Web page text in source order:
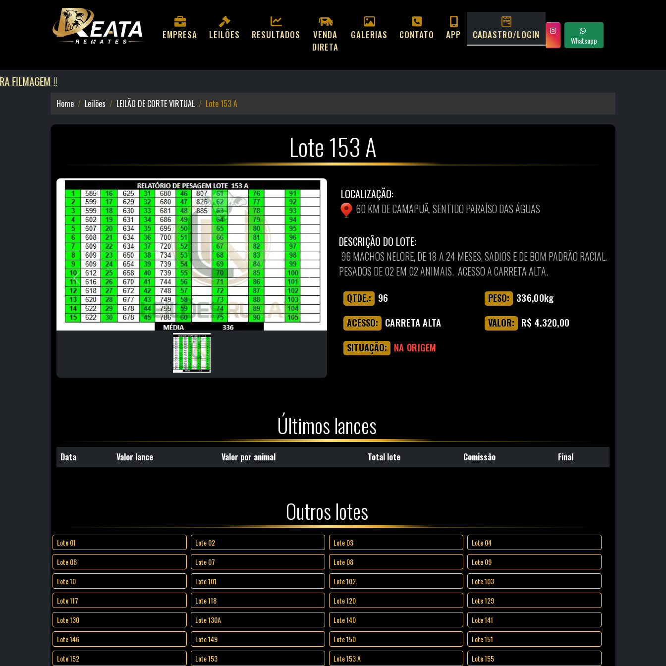
EMPRESA LEILÕES RESULTADOS
VENDA
DIRETA
GALERIAS CONTATO APP CADASTRO/LOGIN Whatsapp
!!
Home Leilões LEILÃO DE CORTE VIRTUAL Lote 153 A
Lote 153 A
Previous Next
LOCALIZAÇÃO:
60 KM DE CAMAPUÃ, SENTIDO PARAÍSO DAS ÁGUAS
DESCRIÇÃO DO LOTE:
96 MACHOS NELORE, DE 18 A 24 MESES, SADIOS E DE BOM PADRÃO RACIAL.
PESADOS DE 02 EM 02 ANIMAIS. ACESSO A CARRETA ALTA.
QTDE.: 96 PESO: 336,00kg
ACESSO: CARRETA ALTA VALOR: R$ 4.320,00
SITUAÇÃO: NA ORIGEM
Últimos lances
Data Valor lance Valor por animal Total lote Comissão Final
Outros lotes
Lote 01 Lote 02 Lote 03
Lote 04
Lote 06
Lote 07 Lote 08
Lote 09
Lote 10
Lote 101 Lote 102
Lote 103
Lote 117
Lote 118 Lote 120
Lote 129
Lote 130
Lote 130A Lote 140
Lote 141
Lote 146
Lote 149 Lote 150
Lote 151
Lote 152
Lote 153 Lote 153 A Lote 155